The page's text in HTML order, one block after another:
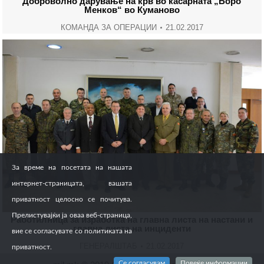
Менков“ во Куманово
КОМАНДА ЗА ОПЕРАЦИИ 21.02.2017
Работилница за изработка на главна листа на настани и
главна листа на инциденти
За време на посетата на нашата
интернет-страницата, вашата
приватност целосно се почитува.
Прелистувајќи ја оваа веб-страница,
вие се согласувате со политиката на
приватност.